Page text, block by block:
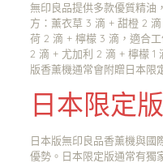
無印良品提供多款優質精油
方：薰衣草 3 滴 + 甜橙 2
荷 2 滴 + 檸檬 3 滴，適合
2 滴 + 尤加利 2 滴 + 檸檬 1
版香薰機通常會附贈日本限
日本限定
日本版無印良品香薰機與國
優勢。日本限定版通常有獨